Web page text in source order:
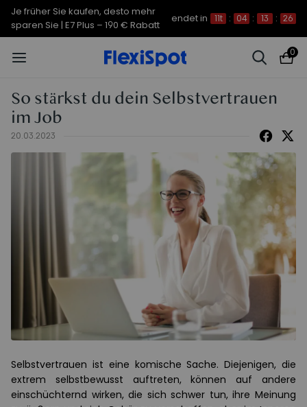
Je früher Sie kaufen, desto mehr
sparen Sie | C7 Morpher – 290 €
Rabatt
0
So stärkst du dein Selbstvertrauen
im Job
20.03.2023
Selbstvertrauen ist eine komische Sache. Diejenigen, die
extrem selbstbewusst auftreten, können auf andere
einschüchternd wirken, die sich schwer tun, ihre Meinung